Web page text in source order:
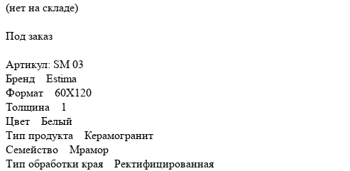
(нет на складе)
Под заказ
Артикул: SM 03
Бренд Estima
Формат 60X120
Толщина 1
Цвет Белый
Тип продукта Керамогранит
Семейство Мрамор
Тип обработки края Ректифицированная